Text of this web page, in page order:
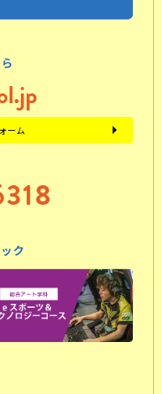
ーム
ク